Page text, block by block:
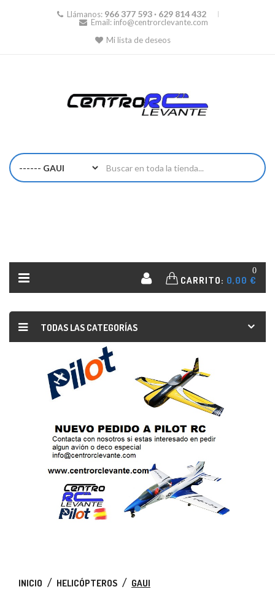
Llámanos: 966 377 593 · 629 814 432
Email: info@centrorclevante.com
Mi lista de deseos
0
CARRITO: 0,00 €
TODAS LAS CATEGORÍAS
INICIO HELICÓPTEROS GAUI